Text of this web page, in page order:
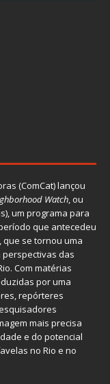
(ComCat) lançou
Watch, ou
um programa para
que antecedeu
que se tornou uma
das
Com matérias
por uma
repórteres
mais precisa
e do potencial
no Rio e no